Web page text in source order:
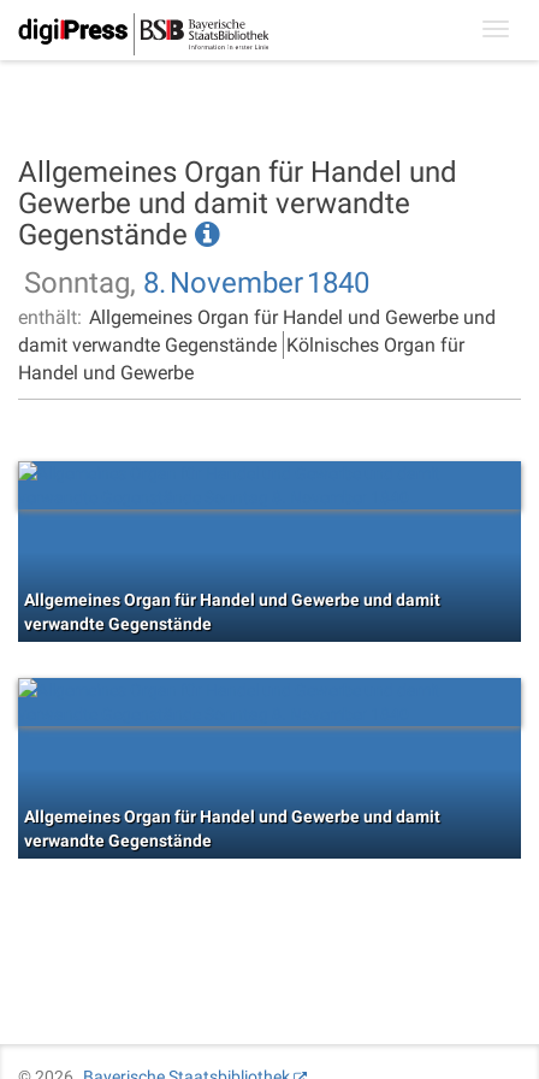
Allgemeines Organ für Handel und
Gewerbe und damit verwandte
Gegenstände
Sonntag, 8. November1840
enthält: Allgemeines Organ für Handel und Gewerbe und
damit verwandte Gegenstände Kölnisches Organ für
Handel und Gewerbe
Allgemeines Organ für Handel und Gewerbe und damit
verwandte Gegenstände
Allgemeines Organ für Handel und Gewerbe und damit
verwandte Gegenstände